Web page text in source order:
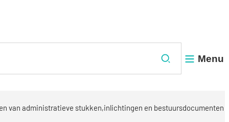
Zoeken Menu
van administratieve stukken,inlichtingen en bestuursdocumenten